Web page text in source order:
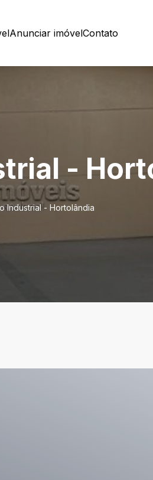
Anunciar imóvelContato
-
Industrial - Hortolândia